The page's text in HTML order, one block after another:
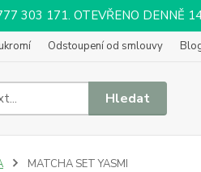
303 171. OTEVŘENO DENNĚ
Odstoupení od smlouvy
Hledat
MATCHA SET YASMI